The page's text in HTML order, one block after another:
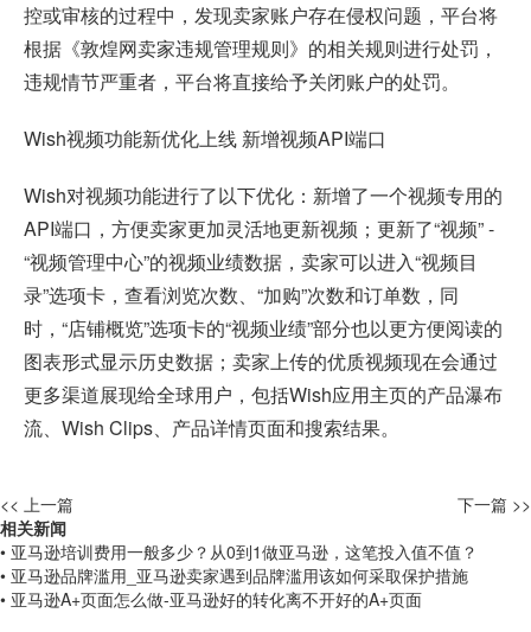
控或审核的过程中，发现卖家账户存在侵权问题，平台将
根据《敦煌网卖家违规管理规则》的相关规则进行处罚，
违规情节严重者，平台将直接给予关闭账户的处罚。
Wish视频功能新优化上线 新增视频API端口
Wish对视频功能进行了以下优化：新增了一个视频专用的
API端口，方便卖家更加灵活地更新视频；更新了“视频” -
“视频管理中心”的视频业绩数据，卖家可以进入“视频目
录”选项卡，查看浏览次数、“加购”次数和订单数，同
时，“店铺概览”选项卡的“视频业绩”部分也以更方便阅读的
图表形式显示历史数据；卖家上传的优质视频现在会通过
更多渠道展现给全球用户，包括Wish应用主页的产品瀑布
流、Wish Clips、产品详情页面和搜索结果。
<< 上一篇
下一篇 >>
相关新闻
• 亚马逊培训费用一般多少？从0到1做亚马逊，这笔投入值不值？
• 亚马逊品牌滥用_亚马逊卖家遇到品牌滥用该如何采取保护措施
• 亚马逊A+页面怎么做-亚马逊好的转化离不开好的A+页面